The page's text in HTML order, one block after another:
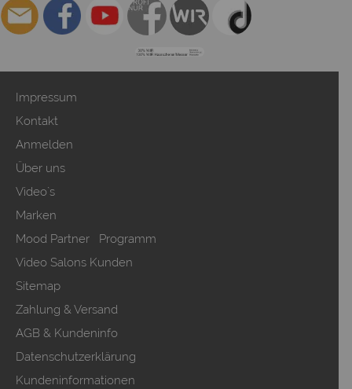
Impressum
Kontakt
Anmelden
Über uns
Video`s
Marken
Mood Partner Programm
Video Salons Kunden
Sitemap
Zahlung & Versand
AGB & Kundeninfo
Datenschutzerklärung
Kundeninformationen